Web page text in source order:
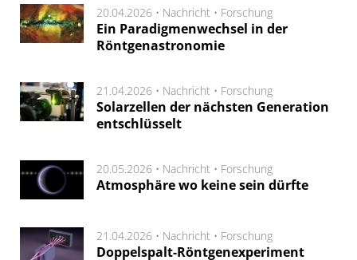
20.04.2026 • Nachricht • Forschung
Ein Paradigmenwechsel in der
Röntgenastronomie
21.04.2026 • Nachricht • Forschung
Solarzellen der nächsten Generation
entschlüsselt
20.05.2026 • Nachricht • Forschung
Atmosphäre wo keine sein dürfte
21.04.2026 • Nachricht • Forschung
Doppelspalt-Röntgenexperiment